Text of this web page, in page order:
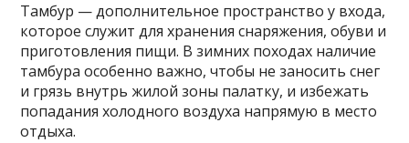
Тамбур — дополнительное пространство у входа,
которое служит для хранения снаряжения, обуви и
приготовления пищи. В зимних походах наличие
тамбура особенно важно, чтобы не заносить снег
и грязь внутрь жилой зоны палатку, и избежать
попадания холодного воздуха напрямую в место
отдыха.